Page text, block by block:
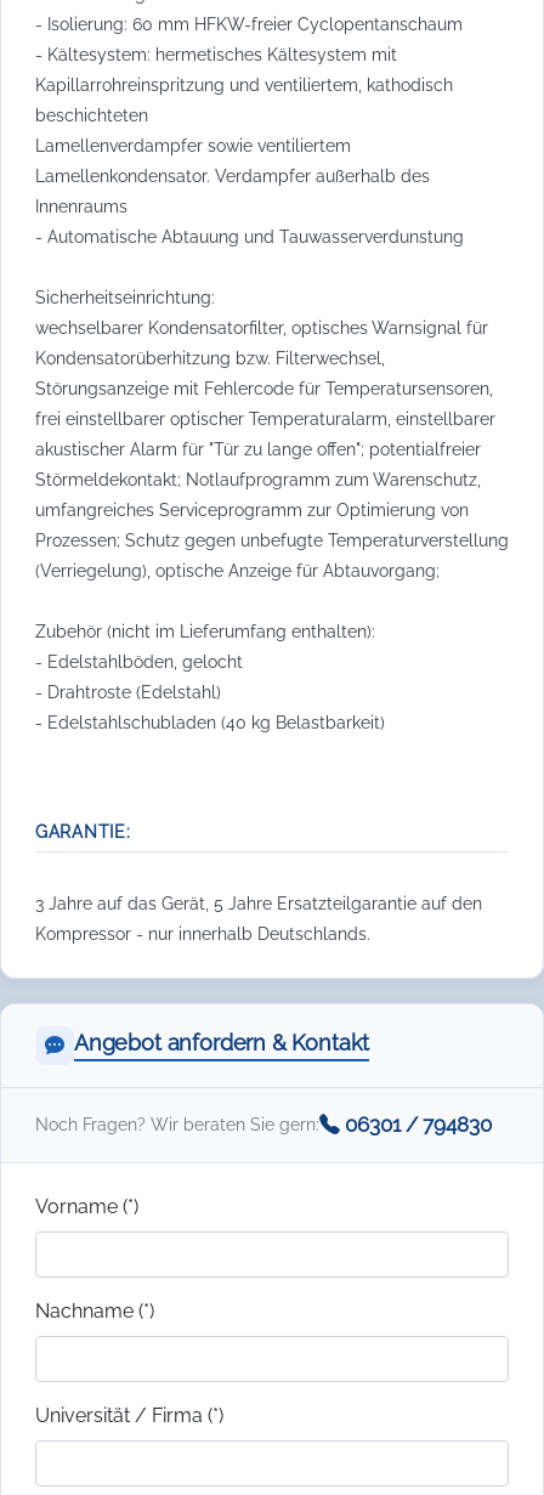
- Isolierung: 60 mm HFKW-freier Cyclopentanschaum
- Kältesystem: hermetisches Kältesystem mit
Kapillarrohreinspritzung und ventiliertem, kathodisch
beschichteten
Lamellenverdampfer sowie ventiliertem
Lamellenkondensator. Verdampfer außerhalb des
Innenraums
- Automatische Abtauung und Tauwasserverdunstung
Sicherheitseinrichtung:
wechselbarer Kondensatorfilter, optisches Warnsignal für
Kondensatorüberhitzung bzw. Filterwechsel,
Störungsanzeige mit Fehlercode für Temperatursensoren,
frei einstellbarer optischer Temperaturalarm, einstellbarer
akustischer Alarm für "Tür zu lange offen"; potentialfreier
Störmeldekontakt; Notlaufprogramm zum Warenschutz,
umfangreiches Serviceprogramm zur Optimierung von
Prozessen; Schutz gegen unbefugte Temperaturverstellung
(Verriegelung), optische Anzeige für Abtauvorgang;
Zubehör (nicht im Lieferumfang enthalten):
- Edelstahlböden, gelocht
- Drahtroste (Edelstahl)
- Edelstahlschubladen (40 kg Belastbarkeit)
GARANTIE:
3 Jahre auf das Gerät, 5 Jahre Ersatzteilgarantie auf den
Kompressor - nur innerhalb Deutschlands.
Angebot anfordern & Kontakt
Noch Fragen? Wir beraten Sie gern: 06301 / 794830
Vorname (*)
Nachname (*)
Universität / Firma (*)